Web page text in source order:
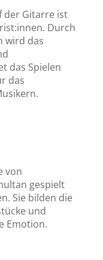
der Gitarre ist
Durch
wird das
das Spielen
das
von
gespielt
Sie bilden die
und
Emotion.